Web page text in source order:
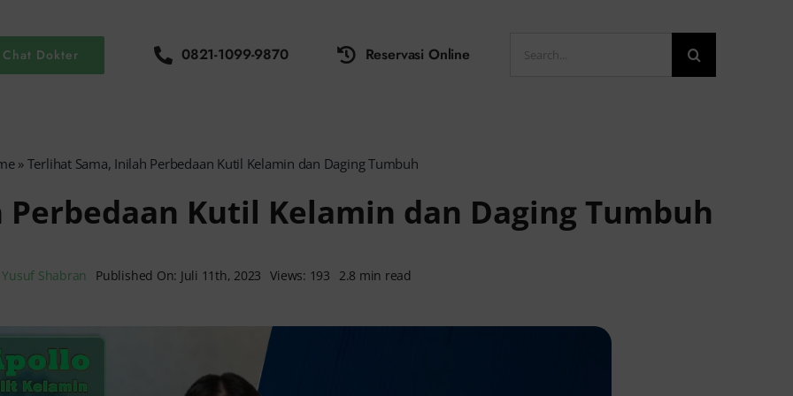
Chat Dokter 0821-1099-9870 Reservasi Online
for:
» Terlihat Sama, Inilah Perbedaan Kutil Kelamin dan Daging Tumbuh
Kutil Kelamin dan Daging Tumbuh
Yusuf Shabran Published On: Juli 11th, 2023 Views: 193 2.8 min read